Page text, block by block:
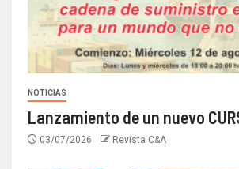
NOTICIAS
Lanzamiento de un nuevo
03/07/2026 Revista C&A